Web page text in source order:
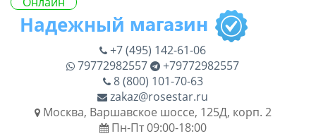
+7 (495) 142-61-06
79772982557
+79772982557
8 (800) 101-70-63
zakaz@rosestar.ru
Москва, Варшавское шоссе, 125Д, корп. 2
Пн-Пт 09:00-18:00